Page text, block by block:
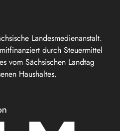
Landesmedienanstalt.
durch Steuermittel
vom Sächsischen Landtag
Haushaltes.